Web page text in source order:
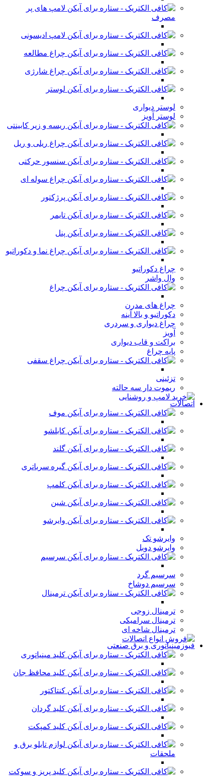
لامپ های پر
مصرف
لامپ ادیسونی
چراغ مطالعه
چراغ شارژی
لوستر
لوستر دیواری
لوستر آویز
ریسه و زیر کابینتی
چراغ ریلی و ریل
سنسور حرکتی
چراغ سوله ای
پرژکتور
تایمر
پنل
چراغ نما و دکوراتیو
چراغ دکوراتیو
وال واشر
چراغ
چراغ های مدرن
دکوراتیو و بالا آینه
چراغ دیواری و سردری
آویز
براکت و قاب دیواری
پایه چراغ
چراغ سقفی
تزئینی
ریموت دار سه حالته
اتصالات
موف
کابلشو
گلند
گیره سرباتری
کلمپ
شین
وایرشو
وایرشو تک
وایرشو دوبل
سرسیم
سرسیم گرد
سرسیم دوشاخ
ترمینال
ترمینال زوجی
ترمینال سرامیکی
ترمینال شاخه ای
فیوزمینیاتوری و برق صنعتی
کلید مینیاتوری
کلید محافظ جان
کنتاکتور
کلید گردان
کلید کمپکت
لوازم تابلو برق و
ملحقات
کلید پریز و سوکت